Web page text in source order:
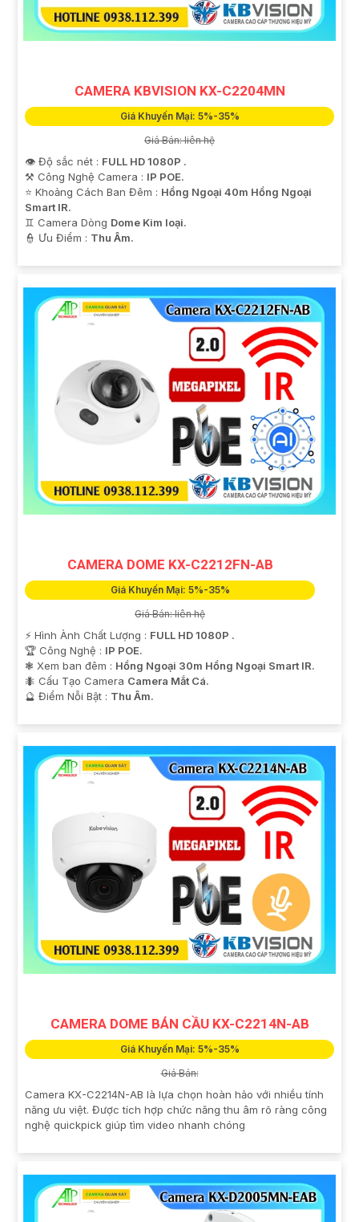
CAMERA KBVISION KX-C2204MN
Giá Khuyến Mại: 5%-35%
Giá Bán: liên hệ
👁 Độ sắc nét : FULL HD 1080P .
⚒ Công Nghệ Camera : IP POE.
⭐ Khoảng Cách Ban Đêm : Hồng Ngoại 40m Hồng Ngoại
Smart IR.
♊ Camera Dòng Dome Kim loại.
️👮 Ưu Điểm : Thu Âm.
CAMERA DOME KX-C2212FN-AB
Giá Khuyến Mại: 5%-35%
Giá Bán: liên hệ
️⚡ Hình Ành Chất Lượng : FULL HD 1080P .
🏆 Công Nghệ : IP POE.
❃ Xem ban đêm : Hồng Ngoại 30m Hồng Ngoại Smart IR.
🐜 Cấu Tạo Camera Camera Mắt Cá.
️🔮 Điểm Nỗi Bật : Thu Âm.
CAMERA DOME BÁN CẦU KX-C2214N-AB
Giá Khuyến Mại: 5%-35%
Giá Bán:
Camera KX-C2214N-AB là lựa chọn hoàn hảo với nhiều tính
năng ưu việt. Được tích hợp chức năng thu âm rõ ràng công
nghệ quickpick giúp tìm video nhanh chóng